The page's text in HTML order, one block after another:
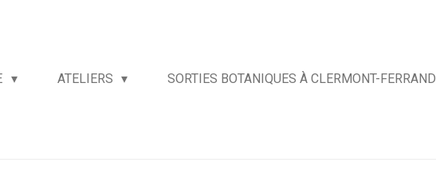
ATELIERS SORTIES BOTANIQUES À CLERMONT-FERRAND